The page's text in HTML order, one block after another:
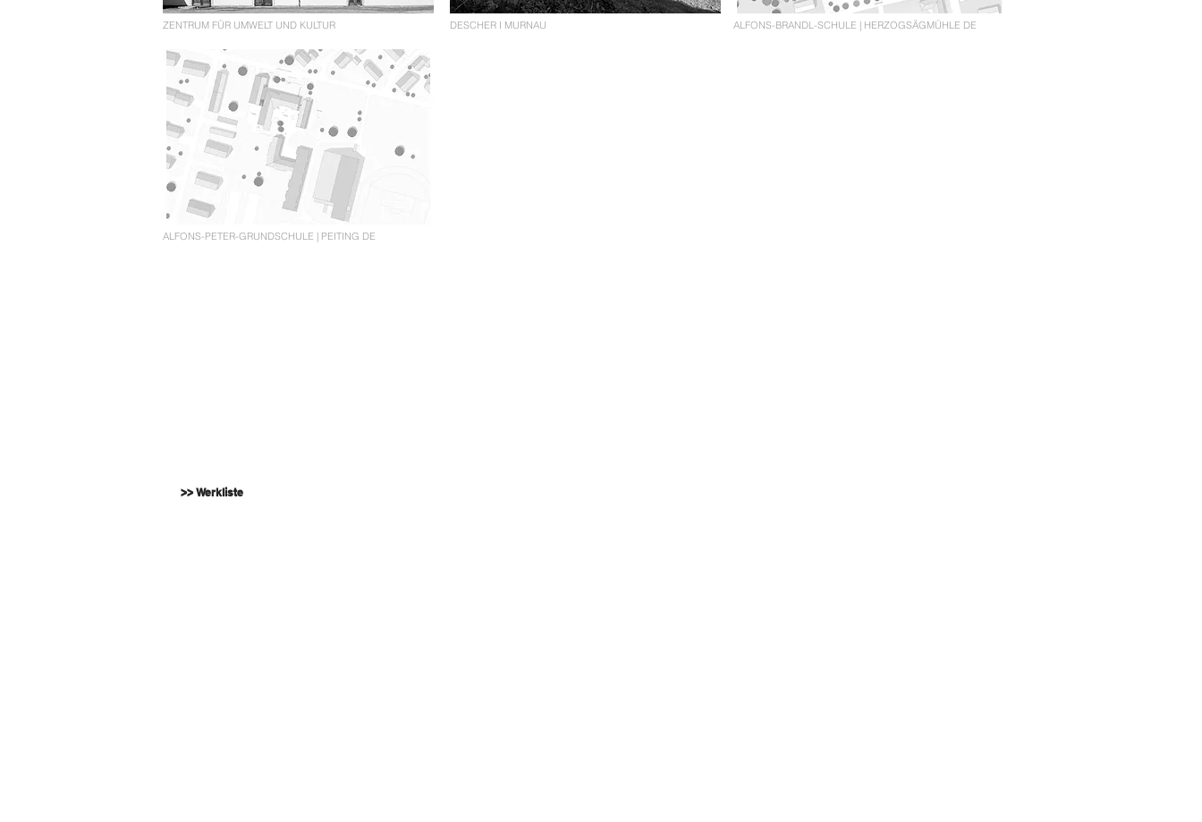
ZENTRUM FÜR UMWELT UND KULTUR DESCHER I MURNAU ALFONS-BRANDL-SCHULE | HERZOGSÄGMÜHLE DE
ALFONS-PETER-GRUNDSCHULE | PEITING DE
>> Werkliste